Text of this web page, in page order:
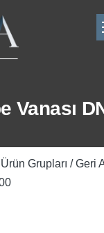
Vanası
Grupları /Geri